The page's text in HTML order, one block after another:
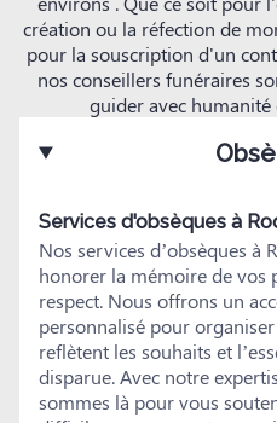
création ou la réfection de
pour la souscription d'un
nos conseillers funéraires
guider avec
Services d'obsèques à
Nos services d’obsèques à
honorer la mémoire de vos
respect. Nous offrons un
personnalisé pour
reflètent les souhaits et
disparue. Avec notre
sommes là pour vous